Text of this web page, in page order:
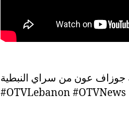
جوزاف عون من سراي النبطية
#OTVLebanon #OTVNews